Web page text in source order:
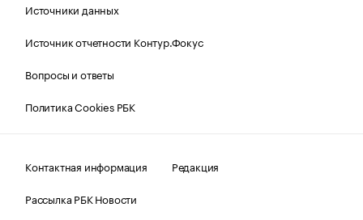
Источники данных
Источник отчетности Контур.Фокус
Вопросы и ответы
Политика Cookies РБК
Контактная информация
Редакция
Рассылка РБК Новости